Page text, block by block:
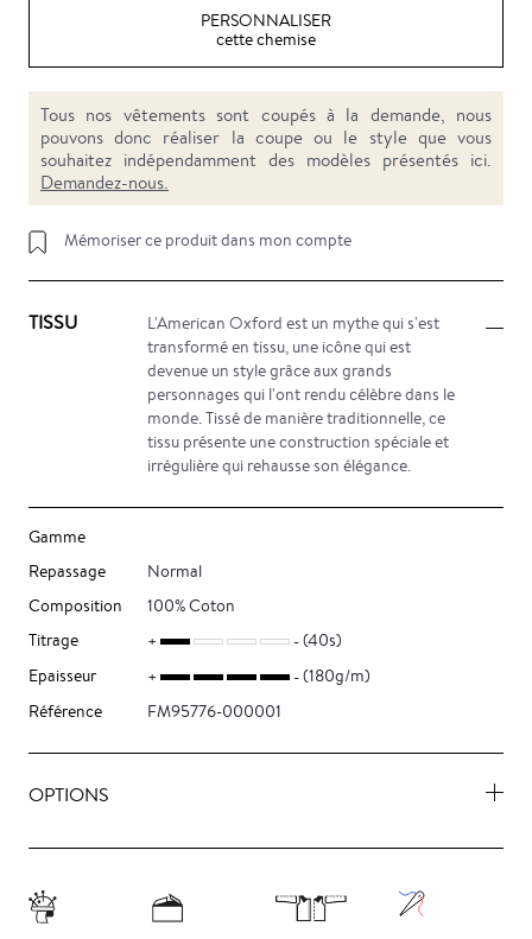
PERSONNALISER
cette chemise
Tous nos vêtements sont coupés à la demande, nous
pouvons donc réaliser la coupe ou le style que vous
souhaitez indépendamment des modèles présentés ici.
Demandez-nous.
Mémoriser ce produit dans mon compte
TISSU
L'American Oxford est un mythe qui s'est
transformé en tissu, une icône qui est
devenue un style grâce aux grands
personnages qui l'ont rendu célèbre dans le
monde. Tissé de manière traditionnelle, ce
tissu présente une construction spéciale et
irrégulière qui rehausse son élégance.
Gamme
Repassage
Normal
Composition
100% Coton
Titrage
(40s)
Epaisseur
(180g/m)
Référence
FM95776-000001
OPTIONS